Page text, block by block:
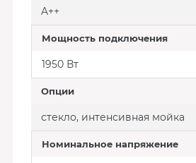
A++
Мощность подключения
1950 Вт
Опции
стекло, интенсивная мойка
Номинальное напряжение